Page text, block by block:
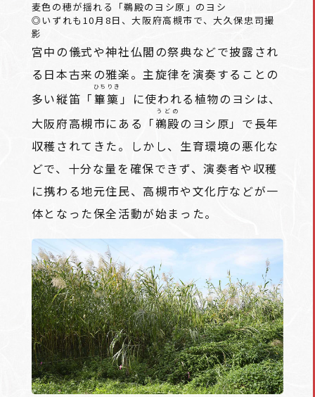
麦色の穂が揺れる「鵜殿のヨシ原」のヨシ
◎いずれも10月8日、大阪府高槻市で、大久保忠司撮
影
宮中の儀式や神社仏閣の祭典などで披露され
る日本古来の雅楽。主旋律を演奏することの
多い縦笛「篳篥
ひちりき
」に使われる植物のヨシは、
大阪府高槻市にある「鵜殿
うどの
のヨシ原」で長年
収穫されてきた。しかし、生育環境の悪化な
どで、十分な量を確保できず、演奏者や収穫
に携わる地元住民、高槻市や文化庁などが一
体となった保全活動が始まった。